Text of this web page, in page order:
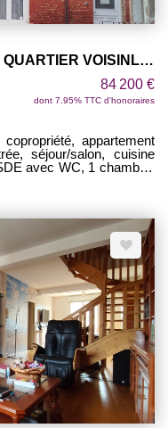
APPARTEMENT T2 - BEAUVAIS QUARTIER VOISINLIEU
84 200 €
dont 7.95% TTC d'honoraires
appartement
séjour/salon, cuisine
avec WC, 1 chambre.